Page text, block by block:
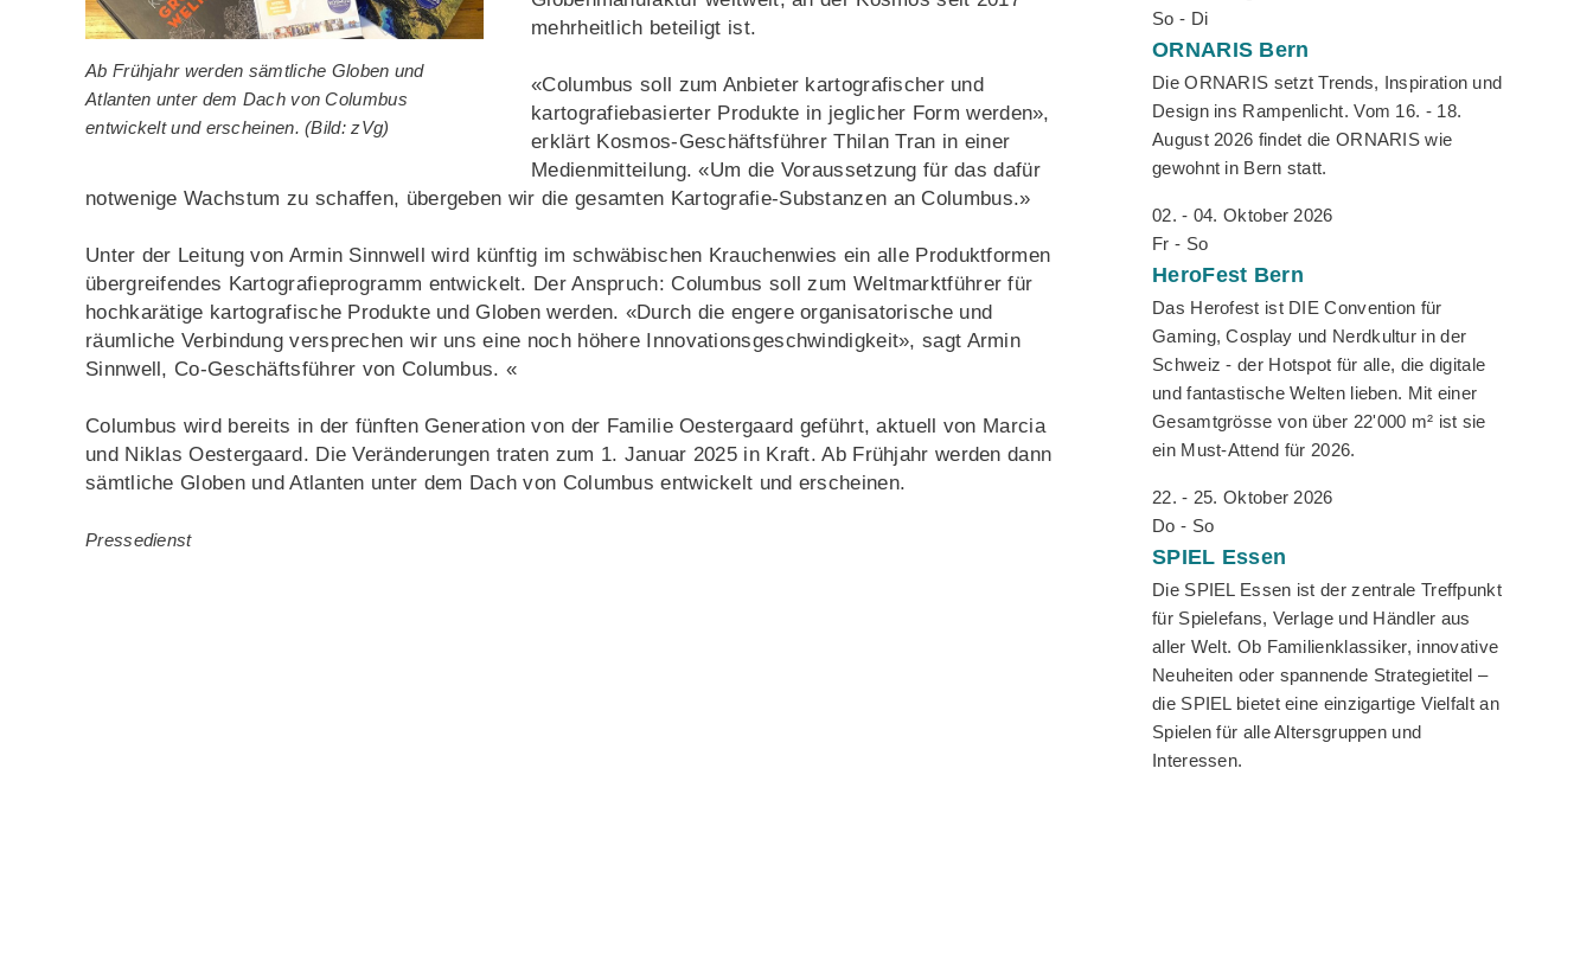
Ab Frühjahr werden sämtliche Globen und
Atlanten unter dem Dach von Columbus
entwickelt und erscheinen. (Bild: zVg)
mehrheitlich beteiligt ist.
«Columbus soll zum Anbieter kartografischer und
kartografiebasierter Produkte in jeglicher Form werden»,
erklärt Kosmos-Geschäftsführer Thilan Tran in einer
Medienmitteilung. «Um die Voraussetzung für das dafür
notwenige Wachstum zu schaffen, übergeben wir die gesamten Kartografie-Substanzen an Columbus.»
Unter der Leitung von Armin Sinnwell wird künftig im schwäbischen Krauchenwies ein alle Produktformen
übergreifendes Kartografieprogramm entwickelt. Der Anspruch: Columbus soll zum Weltmarktführer für
hochkarätige kartografische Produkte und Globen werden. «Durch die engere organisatorische und
räumliche Verbindung versprechen wir uns eine noch höhere Innovationsgeschwindigkeit», sagt Armin
Sinnwell, Co-Geschäftsführer von Columbus. «
Columbus wird bereits in der fünften Generation von der Familie Oestergaard geführt, aktuell von Marcia
und Niklas Oestergaard. Die Veränderungen traten zum 1. Januar 2025 in Kraft. Ab Frühjahr werden dann
sämtliche Globen und Atlanten unter dem Dach von Columbus entwickelt und erscheinen.
Pressedienst
So - Di
ORNARIS Bern
Die ORNARIS setzt Trends, Inspiration und
Design ins Rampenlicht. Vom 16. - 18.
August 2026 findet die ORNARIS wie
gewohnt in Bern statt.
02. - 04. Oktober 2026
Fr - So
HeroFest Bern
Das Herofest ist DIE Convention für
Gaming, Cosplay und Nerdkultur in der
Schweiz - der Hotspot für alle, die digitale
und fantastische Welten lieben. Mit einer
Gesamtgrösse von über 22'000 m² ist sie
ein Must-Attend für 2026.
22. - 25. Oktober 2026
Do - So
SPIEL Essen
Die SPIEL Essen ist der zentrale Treffpunkt
für Spielefans, Verlage und Händler aus
aller Welt. Ob Familienklassiker, innovative
Neuheiten oder spannende Strategietitel –
die SPIEL bietet eine einzigartige Vielfalt an
Spielen für alle Altersgruppen und
Interessen.